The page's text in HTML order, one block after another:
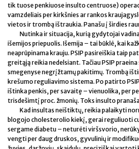
tik tuose penkiuose insulto centruose)
vamzdeliais per kirkšnies ar rankos
vietos ir trombą ištraukia. Panašu į širdies
Nutinka ir situacija, kurią gydytojai
išemijos priepuolis. Išemija – tai būklė, kai
neaprūpinama krauju. PSIP pasireiškia taip
greitąją reikia nedelsiant. Tačiau PSIP
smegenyse negrįžtamų pakitimų. Trombą
krešumo reguliavimo sistema. Po patirto
ištinka penkis, per savaitę – vienuolika, per
trisdešimtį proc. žmonių. Toks insulto
Kad insultas neištiktų, reikia palaikyti
blogojo cholesterolio kiekį, gerai reguliuoti
sergame diabetu – neturėti viršsvorio,
vengti per daug druskos, gyvulinių ir